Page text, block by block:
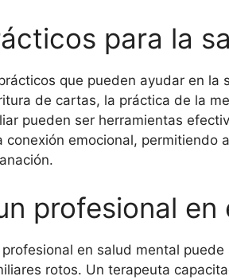
para la
que pueden ayudar en la
de cartas, la práctica de la
pueden ser herramientas
emocional, permitiendo
profesional en
en salud mental
rotos. Un terapeuta